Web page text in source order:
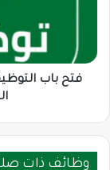
السائقين
ومشغلي
فتح باب
وظائف ذات